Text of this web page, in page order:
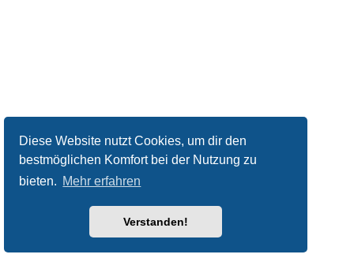
Diese Website nutzt Cookies, um dir den
bestmöglichen Komfort bei der Nutzung zu
bieten. Mehr erfahren
Verstanden!